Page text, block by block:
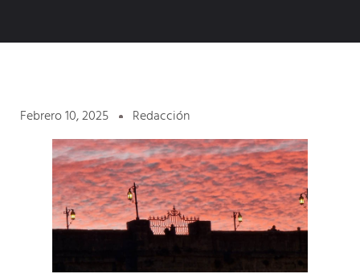
Febrero 10, 2025 Redacción